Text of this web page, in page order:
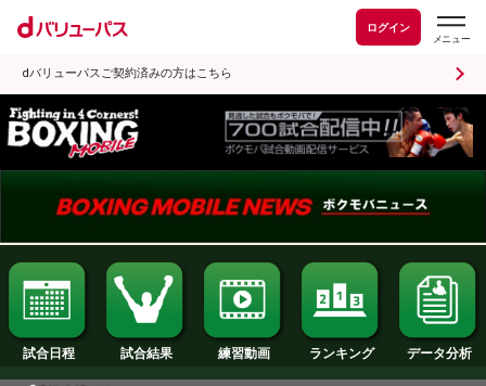
ログイン
dバリューパスご契約済みの方はこちら